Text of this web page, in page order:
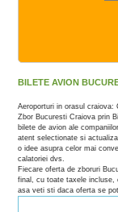
BILETE AVION
Aeroporturi in orasul craiova:
Zbor Bucuresti Craiova prin
bilete de avion ale
atent selectionate si
o idee asupra celor mai
calatoriei dvs.
Fiecare oferta de zboruri
final, cu toate taxele incluse,
asa veti sti daca oferta se